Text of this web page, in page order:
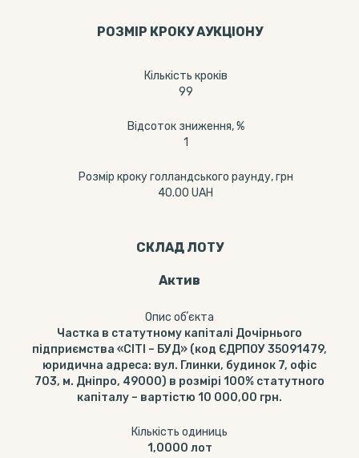
РОЗМІР КРОКУ АУКЦІОНУ
Кількість кроків
99
Відсоток зниження, %
1
Розмір кроку голландського раунду, грн
40.00 UAH
СКЛАД ЛОТУ
Актив
Опис обʼєкта
Частка в статутному капіталі Дочірнього
підприємства «СІТІ – БУД» (код ЄДРПОУ 35091479,
юридична адреса: вул. Глинки, будинок 7, офіс
703, м. Дніпро, 49000) в розмірі 100% статутного
капіталу – вартістю 10 000,00 грн.
Кількість одиниць
1,0000 лот